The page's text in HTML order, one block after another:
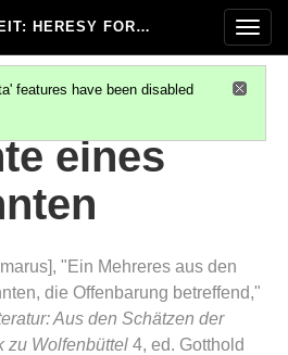
: HERESY FOR…
features have been disabled
eines
"Ein Mehreres aus den
die Offenbarung betreffend,"
Aus den Schätzen der
zu Wolfenbüttel 4, ed. Gotthold